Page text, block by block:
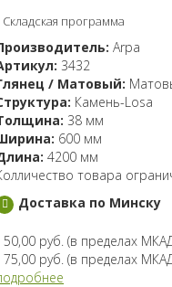
Складская программа
Arpa
3432
/ Матовый:
Камень-Losa
38 мм
600 мм
4200 мм
товара
Доставка по Минску
50,00 руб. (в пределах
75,00 руб. (в пределах